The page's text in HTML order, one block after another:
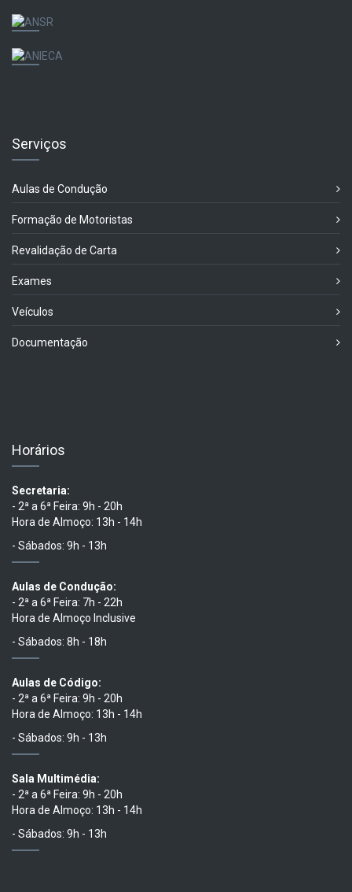
Serviços
Aulas de Condução
Formação de Motoristas
Revalidação de Carta
Exames
Veículos
Documentação
Horários
Secretaria:
- 2ª a 6ª Feira: 9h - 20h
Hora de Almoço: 13h - 14h
- Sábados: 9h - 13h
Aulas de Condução:
- 2ª a 6ª Feira: 7h - 22h
Hora de Almoço Inclusive
- Sábados: 8h - 18h
Aulas de Código:
- 2ª a 6ª Feira: 9h - 20h
Hora de Almoço: 13h - 14h
- Sábados: 9h - 13h
Sala Multimédia:
- 2ª a 6ª Feira: 9h - 20h
Hora de Almoço: 13h - 14h
- Sábados: 9h - 13h